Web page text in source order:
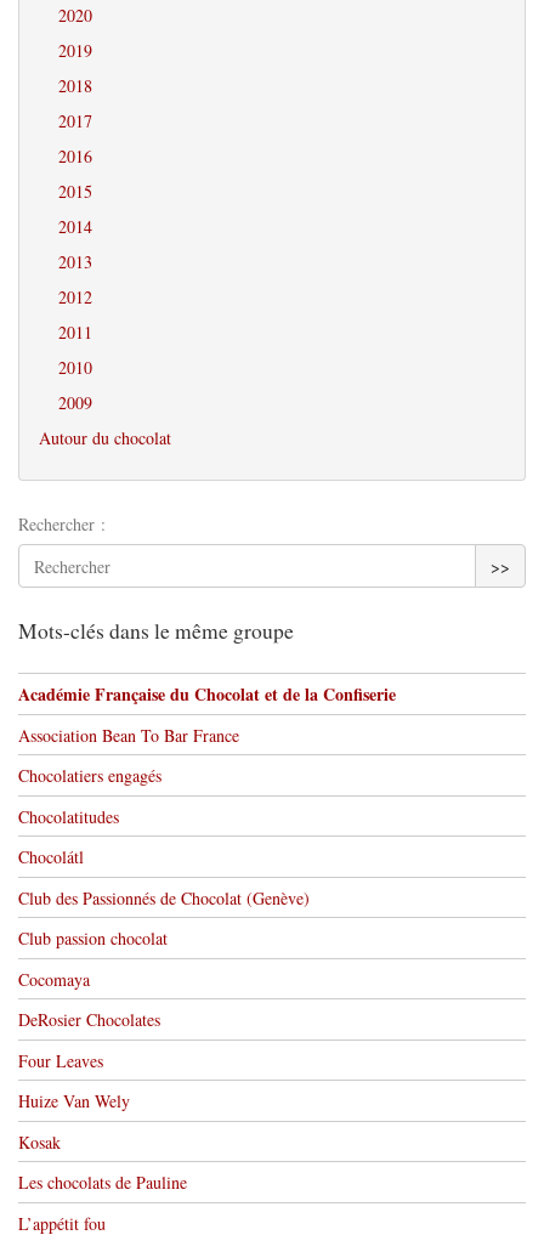
2020
2019
2018
2017
2016
2015
2014
2013
2012
2011
2010
2009
Autour du chocolat
Rechercher :
>>
Mots-clés dans le même groupe
Académie Française du Chocolat et de la Confiserie
Association Bean To Bar France
Chocolatiers engagés
Chocolatitudes
Chocolátl
Club des Passionnés de Chocolat (Genève)
Club passion chocolat
Cocomaya
DeRosier Chocolates
Four Leaves
Huize Van Wely
Kosak
Les chocolats de Pauline
L’appétit fou